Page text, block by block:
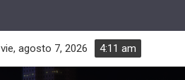
4:11 am
vie, agosto 7, 2026